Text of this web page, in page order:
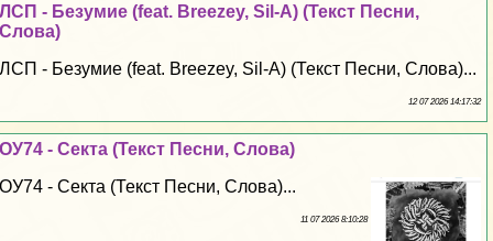
ЛСП - Безумие (feat. Breezey, Sil-A) (Текст Песни,
Слова)
ЛСП - Безумие (feat. Breezey, Sil-A) (Текст Песни, Слова)...
12 07 2026 14:17:32
ОУ74 - Секта (Текст Песни, Слова)
ОУ74 - Секта (Текст Песни, Слова)...
11 07 2026 8:10:28